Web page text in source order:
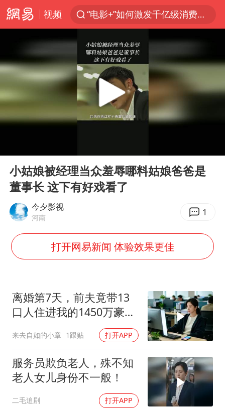
视频
“电影+”如何激发千亿级消费新活力？
云南一地村民过火把节意外灼伤16人
河南南阳低保户为何背上40万元贷款
用AI造出新病毒意味着什么
俄黑客称掌握北约直接参与袭俄证据
女子被狗舔脚确诊三级暴露 医生回应
泰国校园枪击事件已致8死30余伤
胡彦斌获《歌手2026》歌王
中医教你一招提升气血
我国外贸延续良好增长态势
夯实基础开新局
Play
小姑娘被经理当众羞辱哪料姑娘爸爸是
董事长 这下有好戏看了
今夕影视
河南 1
打开网易新闻 体验效果更佳
离婚第7天，前夫竟带13
口人住进我的1450万豪
来去自如的小章 1跟贴 打开APP
服务员欺负老人，殊不知
老人女儿身份不一般！
二毛追剧 打开APP